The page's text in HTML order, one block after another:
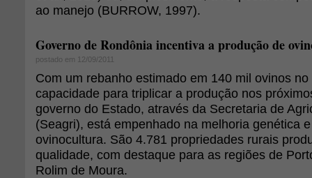
ao manejo (BURROW, 1997).
Governo de Rondônia incentiva a produção de
postado em 12/09/2011
Com um rebanho estimado em 140 mil ovinos
capacidade para triplicar a produção nos
governo do Estado, através da Secretaria de
(Seagri), está empenhado na melhoria genética
ovinocultura. São 4.781 propriedades rurais
qualidade, com destaque para as regiões de
Rolim de Moura.